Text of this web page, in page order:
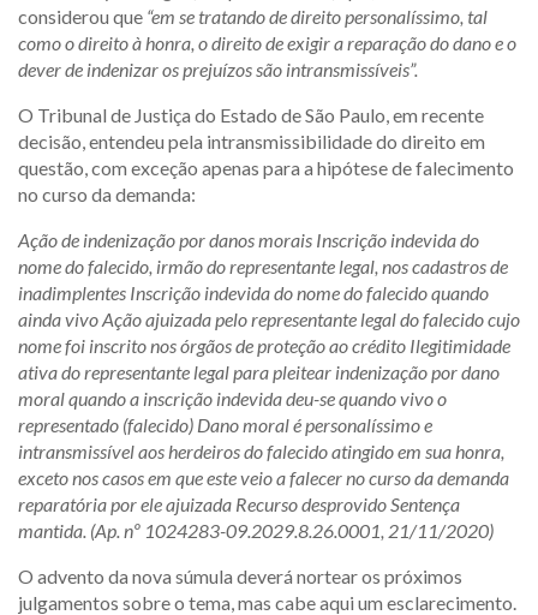
considerou que “em se tratando de direito personalíssimo, tal
como o direito à honra, o direito de exigir a reparação do dano e o
dever de indenizar os prejuízos são intransmissíveis”.
O Tribunal de Justiça do Estado de São Paulo, em recente
decisão, entendeu pela intransmissibilidade do direito em
questão, com exceção apenas para a hipótese de falecimento
no curso da demanda:
Ação de indenização por danos morais Inscrição indevida do
nome do falecido, irmão do representante legal, nos cadastros de
inadimplentes Inscrição indevida do nome do falecido quando
ainda vivo Ação ajuizada pelo representante legal do falecido cujo
nome foi inscrito nos órgãos de proteção ao crédito Ilegitimidade
ativa do representante legal para pleitear indenização por dano
moral quando a inscrição indevida deu-se quando vivo o
representado (falecido) Dano moral é personalíssimo e
intransmissível aos herdeiros do falecido atingido em sua honra,
exceto nos casos em que este veio a falecer no curso da demanda
reparatória por ele ajuizada Recurso desprovido Sentença
mantida. (Ap. nº 1024283-09.2029.8.26.0001, 21/11/2020)
O advento da nova súmula deverá nortear os próximos
julgamentos sobre o tema, mas cabe aqui um esclarecimento.